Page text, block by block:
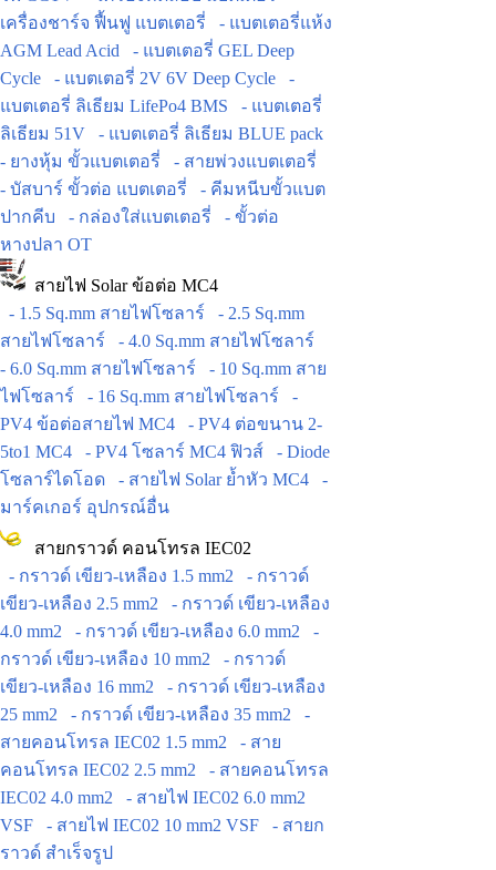
เครื่องชาร์จ ฟื้นฟู แบตเตอรี่
- แบตเตอรี่แห้ง
AGM Lead Acid
- แบตเตอรี่ GEL Deep
Cycle
- แบตเตอรี่ 2V 6V Deep Cycle
-
แบตเตอรี่ ลิเธียม LifePo4 BMS
- แบตเตอรี่
ลิเธียม 51V
- แบตเตอรี่ ลิเธียม BLUE pack
- ยางหุ้ม ขั้วแบตเตอรี่
- สายพ่วงแบตเตอรี่
- บัสบาร์ ขั้วต่อ แบตเตอรี่
- คีมหนีบขั้วแบต
ปากคีบ
- กล่องใส่แบตเตอรี่
- ขั้วต่อ
หางปลา OT
สายไฟ Solar ข้อต่อ MC4
- 1.5 Sq.mm สายไฟโซลาร์
- 2.5 Sq.mm
สายไฟโซลาร์
- 4.0 Sq.mm สายไฟโซลาร์
- 6.0 Sq.mm สายไฟโซลาร์
- 10 Sq.mm สาย
ไฟโซลาร์
- 16 Sq.mm สายไฟโซลาร์
-
PV4 ข้อต่อสายไฟ MC4
- PV4 ต่อขนาน 2-
5to1 MC4
- PV4 โซลาร์ MC4 ฟิวส์
- Diode
โซลาร์ไดโอด
- สายไฟ Solar ย้ำหัว MC4
-
มาร์คเกอร์ อุปกรณ์อื่น
สายกราวด์ คอนโทรล IEC02
- กราวด์ เขียว-เหลือง 1.5 mm2
- กราวด์
เขียว-เหลือง 2.5 mm2
- กราวด์ เขียว-เหลือง
4.0 mm2
- กราวด์ เขียว-เหลือง 6.0 mm2
-
กราวด์ เขียว-เหลือง 10 mm2
- กราวด์
เขียว-เหลือง 16 mm2
- กราวด์ เขียว-เหลือง
25 mm2
- กราวด์ เขียว-เหลือง 35 mm2
-
สายคอนโทรล IEC02 1.5 mm2
- สาย
คอนโทรล IEC02 2.5 mm2
- สายคอนโทรล
IEC02 4.0 mm2
- สายไฟ IEC02 6.0 mm2
VSF
- สายไฟ IEC02 10 mm2 VSF
- สายก
ราวด์ สำเร็จรูป